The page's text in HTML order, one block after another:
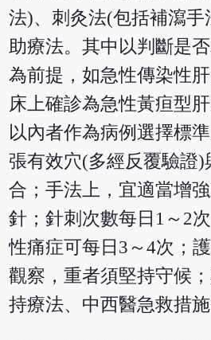
法)、刺灸法(包括補瀉手
助療法。其中以判斷是
為前提，如急性傳染性
床上確診為急性黃疸型
以內者作為病例選擇標
張有效穴(多經反覆驗證)
合；手法上，宜適當增
針；針刺次數每日1～2
性痛症可每日3～4次；
觀察，重者須堅持守候
持療法、中西醫急救措施